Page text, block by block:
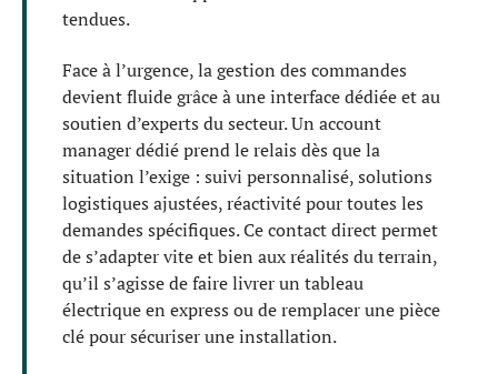
tendues.
Face à l’urgence, la gestion des commandes
devient fluide grâce à une interface dédiée et au
soutien d’experts du secteur. Un account
manager dédié prend le relais dès que la
situation l’exige : suivi personnalisé, solutions
logistiques ajustées, réactivité pour toutes les
demandes spécifiques. Ce contact direct permet
de s’adapter vite et bien aux réalités du terrain,
qu’il s’agisse de faire livrer un tableau
électrique en express ou de remplacer une pièce
clé pour sécuriser une installation.